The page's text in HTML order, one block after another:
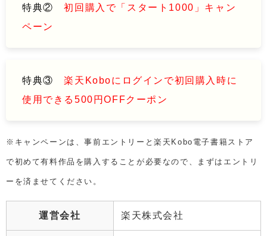
特典②初回購入で「スタート1000」キャン
ペーン
特典③楽天Koboにログインで初回購入時に
使用できる500円OFFクーポン
※キャンペーンは、事前エントリーと楽天Kobo電子書籍ストア
で初めて有料作品を購入することが必要なので、まずはエントリ
ーを済ませてください。
運営会社 楽天株式会社